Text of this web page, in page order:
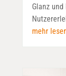
Glanz
mehr